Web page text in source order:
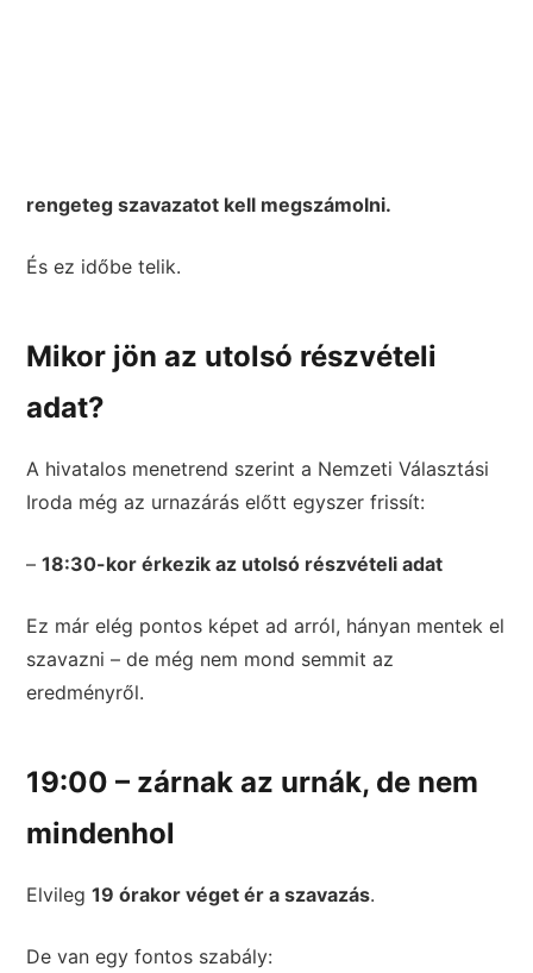
rengeteg szavazatot kell megszámolni.
És ez időbe telik.
Mikor jön az utolsó részvételi
adat?
A hivatalos menetrend szerint a Nemzeti Választási
Iroda még az urnazárás előtt egyszer frissít:
–18:30-kor érkezik az utolsó részvételi adat
Ez már elég pontos képet ad arról, hányan mentek el
szavazni – de még nem mond semmit az
eredményről.
19:00 – zárnak az urnák, de nem
mindenhol
Elvileg19 órakor véget ér a szavazás.
De van egy fontos szabály: